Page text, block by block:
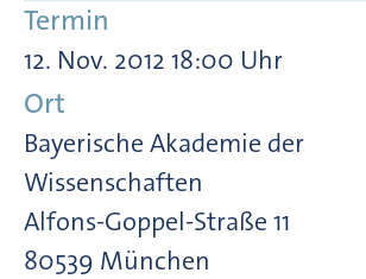
Termin
12. Nov. 2012 18:00 Uhr
Ort
Bayerische Akademie der
Wissenschaften
Alfons-Goppel-Straße 11
80539 München